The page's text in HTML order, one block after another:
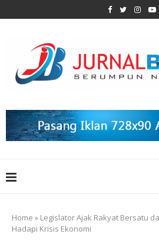
Home » Legislator Ajak Rakyat Bersatu
Hadapi Krisis Ekonomi